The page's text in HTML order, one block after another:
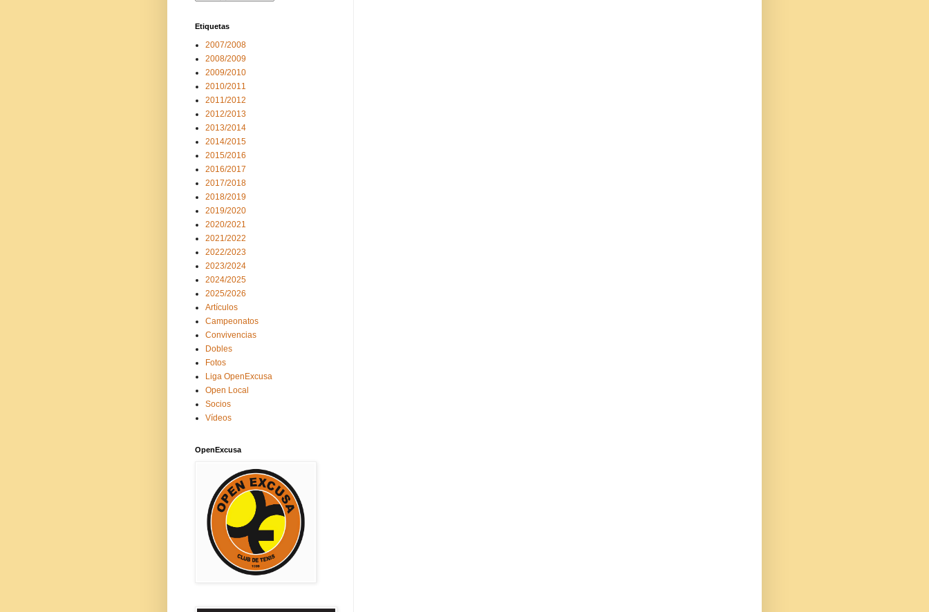
Etiquetas
2007/2008
2008/2009
2009/2010
2010/2011
2011/2012
2012/2013
2013/2014
2014/2015
2015/2016
2016/2017
2017/2018
2018/2019
2019/2020
2020/2021
2021/2022
2022/2023
2023/2024
2024/2025
2025/2026
Artículos
Campeonatos
Convivencias
Dobles
Fotos
Liga OpenExcusa
Open Local
Socios
Vídeos
OpenExcusa